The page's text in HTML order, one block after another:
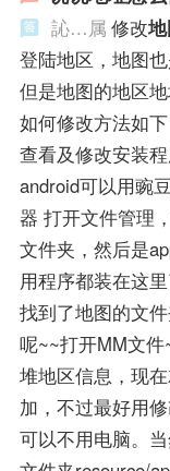
訫…属 修改
登陆地区，地图
但是地图的地区
如何修改方法如
查看及修改安装
android可以用豌
器 打开文件管理
文件夹，然后是
用程序都装在这
找到了地图的文
呢~~打开MM文
堆地区信息，现
加，不过最好用
可以不用电脑。